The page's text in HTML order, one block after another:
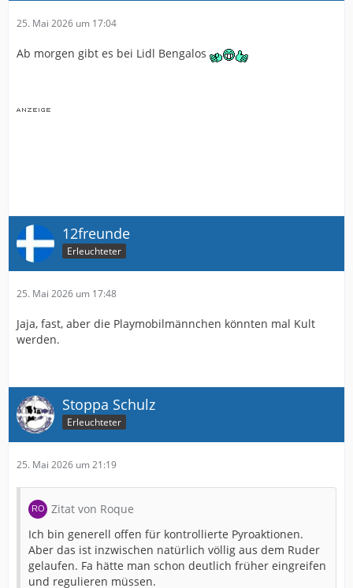
25. Mai 2026 um 17:04
Ab morgen gibt es bei Lidl Bengalos
12freunde
Erleuchteter
25. Mai 2026 um 17:48
Jaja, fast, aber die Playmobilmännchen könnten mal Kult
werden.
Stoppa Schulz
Erleuchteter
25. Mai 2026 um 21:19
Zitat von Roque
Ich bin generell offen für kontrollierte Pyroaktionen.
Aber das ist inzwischen natürlich völlig aus dem Ruder
gelaufen. Fa hätte man schon deutlich früher eingreifen
und regulieren müssen.